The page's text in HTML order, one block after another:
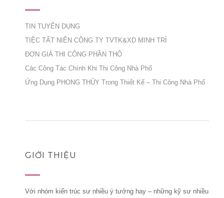
TIN TUYỂN DỤNG
TIỆC TẤT NIÊN CÔNG TY TVTK&XD MINH TRÍ
ĐƠN GIÁ THI CÔNG PHẦN THÔ
Các Công Tác Chính Khi Thi Công Nhà Phố
Ứng Dụng PHONG THỦY Trong Thiết Kế – Thi Công Nhà Phố
GIỚI THIỆU
Với nhóm kiến trúc sư nhiều ý tưởng hay – những kỹ sư nhiều